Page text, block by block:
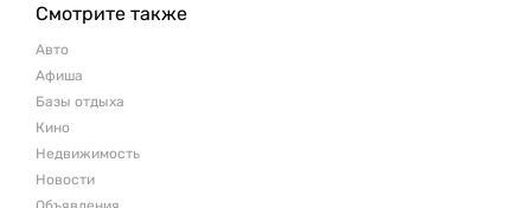
Смотрите также
Авто
Афиша
Базы отдыха
Кино
Недвижимость
Новости